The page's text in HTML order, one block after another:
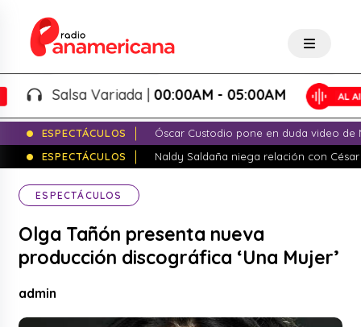
Salsa Variada |00:00AM - 05:00AM
ESPECTÁCULOS
Óscar Custodio pone en duda video de
ESPECTÁCULOS
Naldy Saldaña niega relación con
ESPECTÁCULOS
Olga Tañón presenta nueva
producción discográfica ‘Una Mujer’
admin